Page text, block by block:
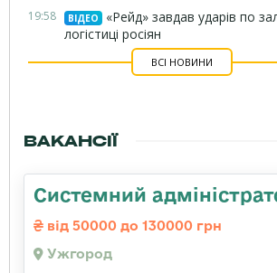
19:58 ВІДЕО
«Рейд» завдав ударів по
логістиці росіян
ВСІ НОВИНИ
ВАКАНСІЇ
Системний
від 50000 до 130000 грн
Ужгород